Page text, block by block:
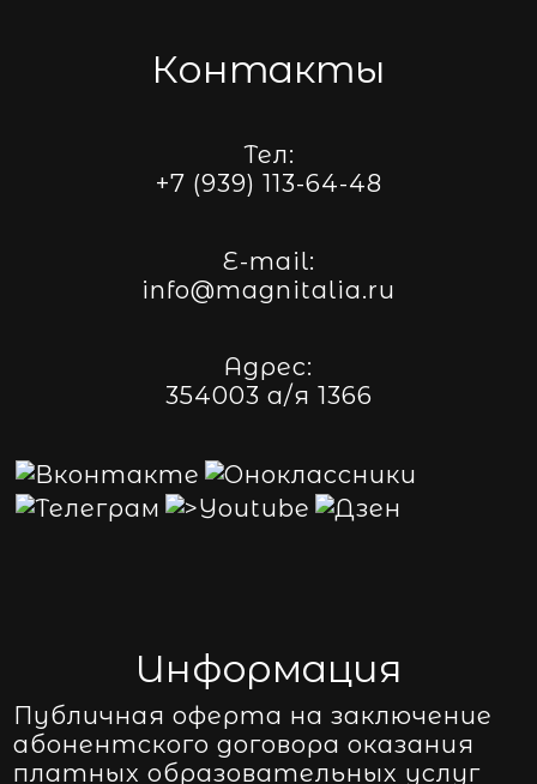
Контакты
Тел:
+7 (939) 113-64-48
E-mail:
info@magnitalia.ru
Адрес:
354003 а/я 1366
Информация
Публичная оферта на заключение
абонентского договора оказания
платных образовательных услуг